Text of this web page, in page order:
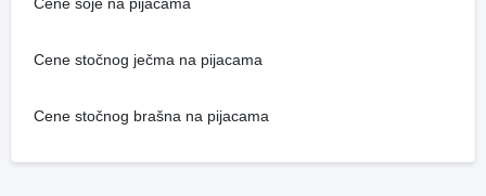
Cene stočnog ječma na pijacama
Cene stočnog brašna na pijacama